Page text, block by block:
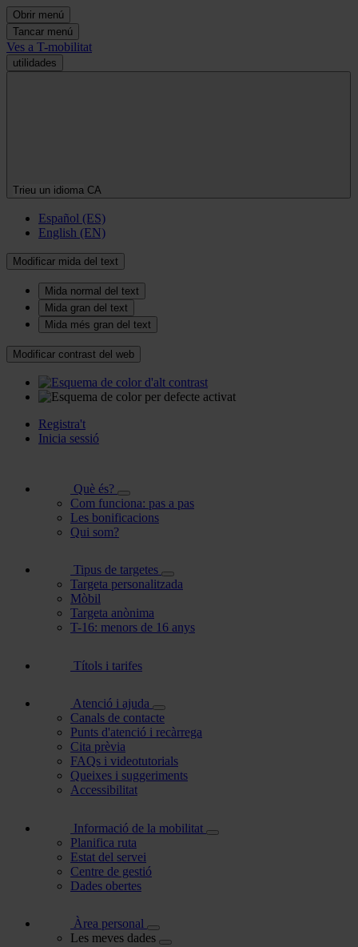
Obrir menú
Tancar menú
Ves a T-mobilitat
utilidades
Trieu un idioma CA
Español (ES)
English (EN)
Modificar mida del text
Mida normal del text
Mida gran del text
Mida més gran del text
Modificar contrast del web
Registra't
Inicia sessió
Què és?
Com funciona: pas a pas
Les bonificacions
Qui som?
Tipus de targetes
Targeta personalitzada
Mòbil
Targeta anònima
T-16: menors de 16 anys
Títols i tarifes
Atenció i ajuda
Canals de contacte
Punts d'atenció i recàrrega
Cita prèvia
FAQs i videotutorials
Queixes i suggeriments
Accessibilitat
Informació de la mobilitat
Planifica ruta
Estat del servei
Centre de gestió
Dades obertes
Àrea personal
Les meves dades